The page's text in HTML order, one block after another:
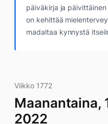
päiväkirja ja
on kehittää
madaltaa kynnystä
Viikko 1772
Maanantaina,
2022